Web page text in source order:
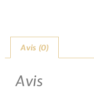
Avis (0)
Avis